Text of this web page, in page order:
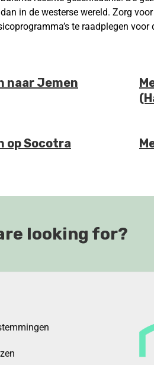
in de westerse wereld. Zorg
te raadplegen
naar Jemen
op Socotra
looking for?